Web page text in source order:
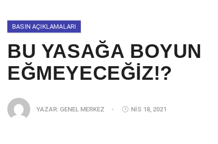
BASIN AÇIKLAMALARI
BU YASAĞA BOYUN
EĞMEYECEĞİZ!?
YAZAR: GENEL MERKEZ - NIS 18, 2021